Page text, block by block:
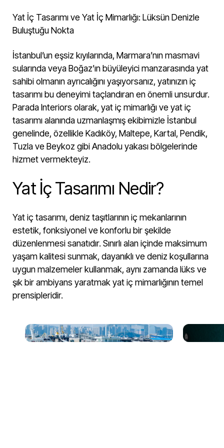
Yat İç Tasarımı ve Yat İç Mimarlığı: Lüksün Denizle
Buluştuğu Nokta
İstanbul’un eşsiz kıyılarında, Marmara’nın masmavi
sularında veya Boğaz’ın büyüleyici manzarasında yat
sahibi olmanın ayrıcalığını yaşıyorsanız, yatınızın iç
tasarımı bu deneyimi taçlandıran en önemli unsurdur.
Parada Interiors olarak, yat iç mimarlığı ve yat iç
tasarımı alanında uzmanlaşmış ekibimizle İstanbul
genelinde, özellikle Kadıköy, Maltepe, Kartal, Pendik,
Tuzla ve Beykoz gibi Anadolu yakası bölgelerinde
hizmet vermekteyiz.
Yat İç Tasarımı Nedir?
Yat iç tasarımı, deniz taşıtlarının iç mekanlarının
estetik, fonksiyonel ve konforlu bir şekilde
düzenlenmesi sanatıdır. Sınırlı alan içinde maksimum
yaşam kalitesi sunmak, dayanıklı ve deniz koşullarına
uygun malzemeler kullanmak, aynı zamanda lüks ve
şık bir ambiyans yaratmak yat iç mimarlığının temel
prensipleridir.